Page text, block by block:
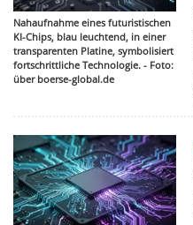
Nahaufnahme eines futuristischen
KI-Chips, blau leuchtend, in einer
transparenten Platine, symbolisiert
fortschrittliche Technologie. - Foto:
über boerse-global.de